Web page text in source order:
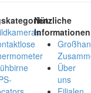
Nützliche
Über
uns